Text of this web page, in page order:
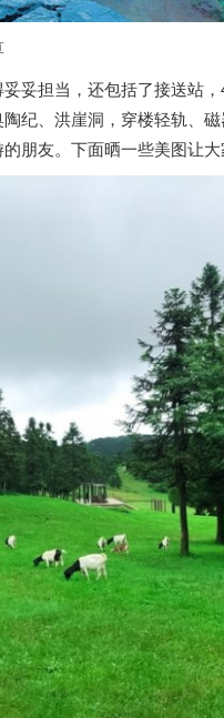
妥担当，还包括了接送站
纪、洪崖洞，穿楼轻轨、
朋友。下面晒一些美图让